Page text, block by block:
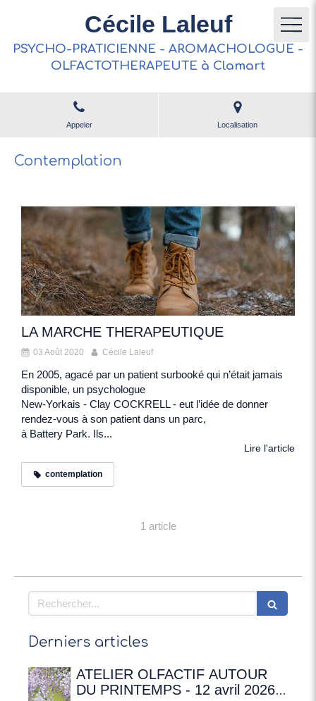
Cécile Laleuf
PSYCHO-PRATICIENNE - AROMACHOLOGUE -
OLFACTOTHERAPEUTE à Clamart
Appeler Localisation
Contemplation
LA MARCHE THERAPEUTIQUE
03 Août 2020 Cécile Laleuf
En 2005, agacé par un patient surbooké qui n’était jamais
disponible, un psychologue
New-Yorkais - Clay COCKRELL - eut l’idée de donner
rendez-vous à son patient dans un parc,
à Battery Park. Ils...
Lire l'article
contemplation
1 article
Rechercher
Derniers articles
ATELIER OLFACTIF AUTOUR
DU PRINTEMPS - 12 avril 2026 à